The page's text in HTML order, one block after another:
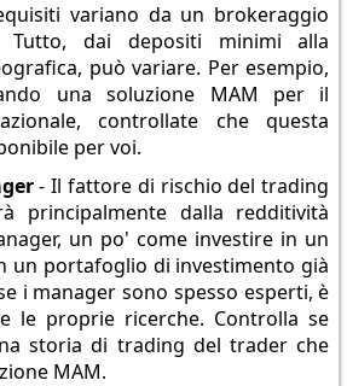
variano da un brokeraggio
Tutto, dai depositi minimi alla
può variare. Per esempio,
una soluzione MAM per il
controllate che questa
per voi.
- Il fattore di rischio del trading
principalmente dalla redditività
un po' come investire in un
un portafoglio di investimento già
i manager sono spesso esperti, è
le proprie ricerche. Controlla se
storia di trading del trader che
MAM.